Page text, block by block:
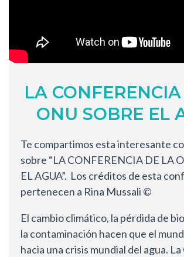
LA
ONU SOBRE EL
Te compartimos esta interesante
sobre “LA CONFERENCIA DE LA
EL AGUA”. Los créditos de esta
pertenecen a Rina Mussali ©
El cambio climático, la pérdida de
la contaminación hacen que el
hacia una crisis mundial del agua.